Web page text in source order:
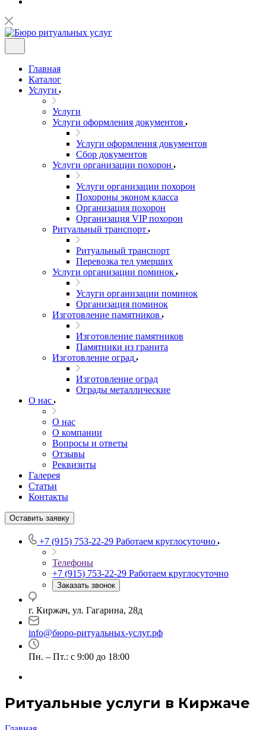
Главная
Каталог
Услуги
Услуги
Услуги оформления документов
Услуги оформления документов
Сбор документов
Услуги организации похорон
Услуги организации похорон
Похороны эконом класса
Организация похорон
Организация VIP похорон
Ритуальный транспорт
Ритуальный транспорт
Перевозка тел умерших
Услуги организации поминок
Услуги организации поминок
Организация поминок
Изготовление памятников
Изготовление памятников
Памятники из гранита
Изготовление оград
Изготовление оград
Ограды металлические
О нас
О нас
О компании
Вопросы и ответы
Отзывы
Реквизиты
Галерея
Статьи
Контакты
Оставить заявку
+7 (915) 753-22-29 Работаем круглосуточно
Телефоны
+7 (915) 753-22-29 Работаем круглосуточно
Заказать звонок
г. Киржач, ул. Гагарина, 28д
info@бюро-ритуальных-услуг.рф
Пн. – Пт.: с 9:00 до 18:00
Ритуальные услуги в Киржаче